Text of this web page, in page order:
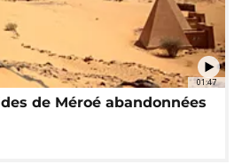
01:47
de Méroé abandonnées